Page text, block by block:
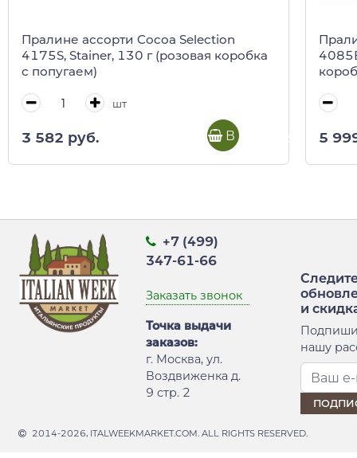
Пралине ассорти Cocoa Selection
4175S, Stainer, 130 г (розовая коробка
с попугаем)
шт
3 582 руб. В корзину 5
+7 (499)
347-61-66
Заказать звонок
Точка выдачи
заказов:
г. Москва, ул.
Воздвиженка д.
9 стр. 2
и
нашу
2014-2026, ITALWEEKMARKET.COM. ALL RIGHTS RESERVED.